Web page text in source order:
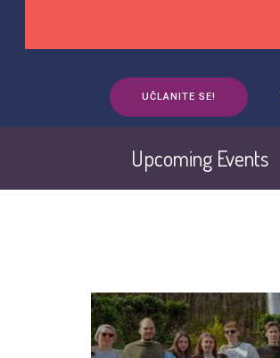
UČLANITE SE!
Upcoming Events